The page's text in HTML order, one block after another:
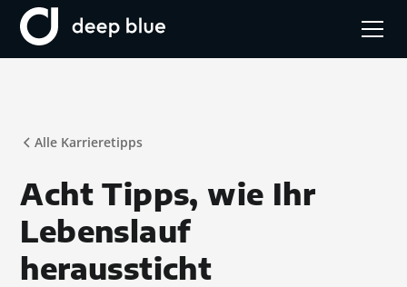
Alle Karrieretipps
Acht Tipps, wie Ihr
Lebenslauf
heraussticht